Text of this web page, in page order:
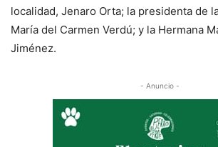
localidad, Jenaro Orta; la presidenta de
María del Carmen Verdú; y la Hermana
Jiménez.
- Anuncio -